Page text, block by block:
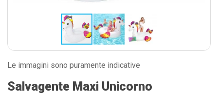
Le immagini sono puramente indicative
Salvagente Maxi Unicorno